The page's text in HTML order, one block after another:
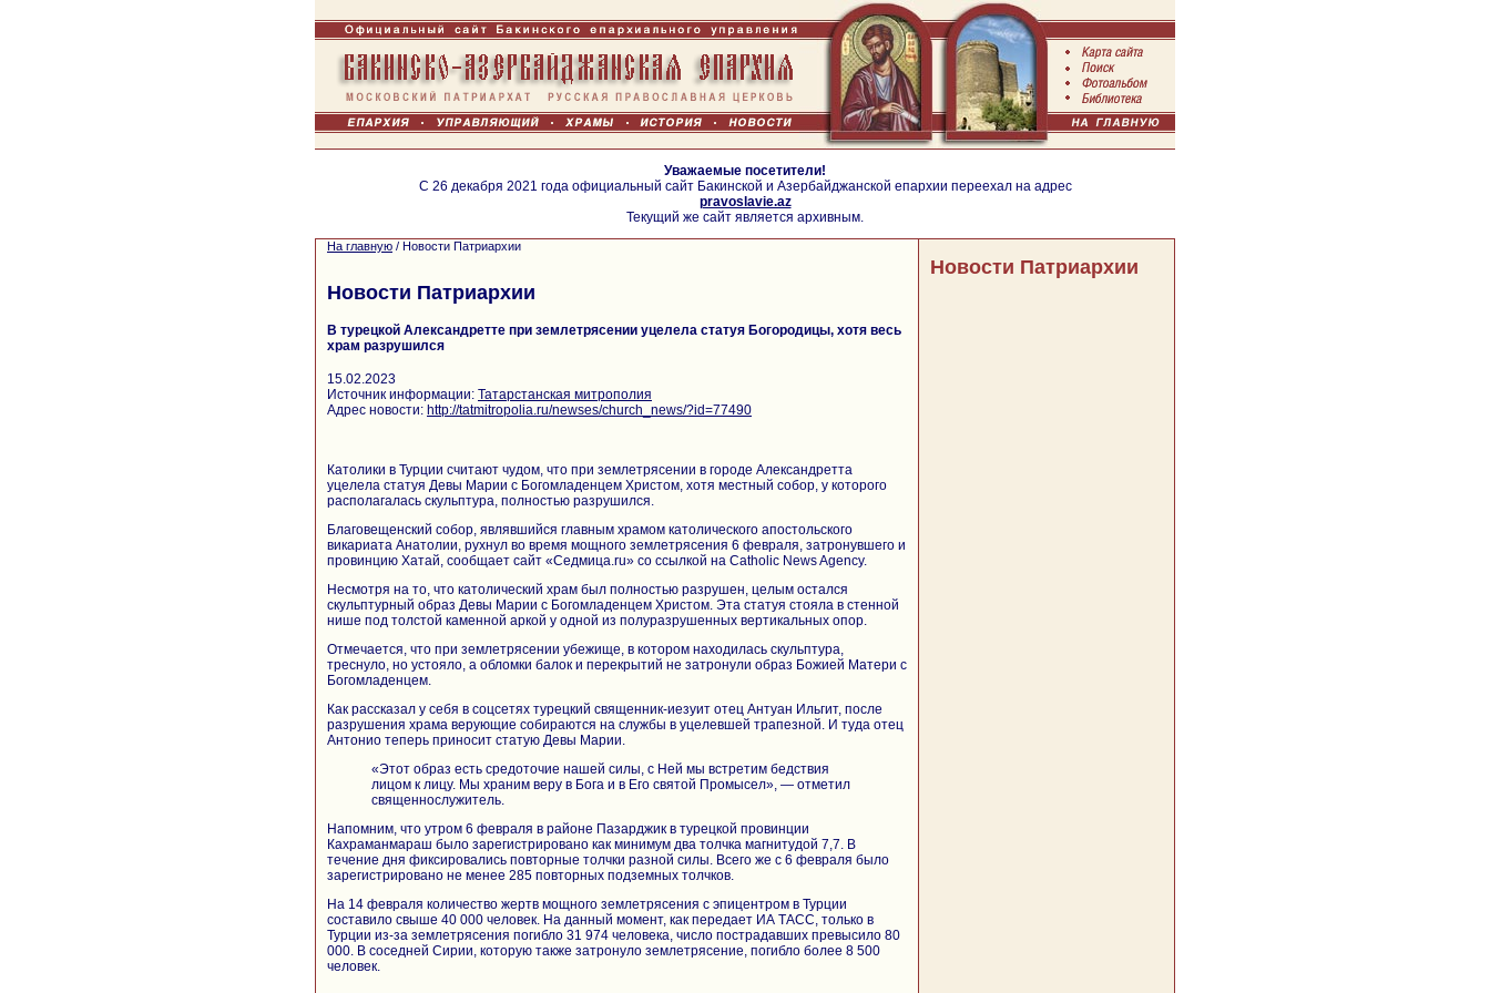
Уважаемые посетители!
С 26 декабря 2021 года официальный сайт Бакинской и Азербайджанской епархии переехал на адрес
pravoslavie.az
Текущий же сайт является архивным.
На главную / Новости Патриархии
Новости Патриархии
В турецкой Александретте при землетрясении уцелела статуя Богородицы, хотя весь
храм разрушился
15.02.2023
Источник информации: Татарстанская митрополия
Адрес новости: http://tatmitropolia.ru/newses/church_news/?id=77490
Католики в Турции считают чудом, что при землетрясении в городе Александретта
уцелела статуя Девы Марии с Богомладенцем Христом, хотя местный собор, у которого
располагалась скульптура, полностью разрушился.
Благовещенский собор, являвшийся главным храмом католического апостольского
викариата Анатолии, рухнул во время мощного землетрясения 6 февраля, затронувшего и
провинцию Хатай, сообщает сайт «Седмица.ru» со ссылкой на Catholic News Agency.
Несмотря на то, что католический храм был полностью разрушен, целым остался
скульптурный образ Девы Марии с Богомладенцем Христом. Эта статуя стояла в стенной
нише под толстой каменной аркой у одной из полуразрушенных вертикальных опор.
Отмечается, что при землетрясении убежище, в котором находилась скульптура,
треснуло, но устояло, а обломки балок и перекрытий не затронули образ Божией Матери с
Богомладенцем.
Как рассказал у себя в соцсетях турецкий священник-иезуит отец Антуан Ильгит, после
разрушения храма верующие собираются на службы в уцелевшей трапезной. И туда отец
Антонио теперь приносит статую Девы Марии.
«Этот образ есть средоточие нашей силы, с Ней мы встретим бедствия
лицом к лицу. Мы храним веру в Бога и в Его святой Промысел», — отметил
священнослужитель.
Напомним, что утром 6 февраля в районе Пазарджик в турецкой провинции
Кахраманмараш было зарегистрировано как минимум два толчка магнитудой 7,7. В
течение дня фиксировались повторные толчки разной силы. Всего же с 6 февраля было
зарегистрировано не менее 285 повторных подземных толчков.
На 14 февраля количество жертв мощного землетрясения с эпицентром в Турции
составило свыше 40 000 человек. На данный момент, как передает ИА ТАСС, только в
Турции из-за землетрясения погибло 31 974 человека, число пострадавших превысило 80
000. В соседней Сирии, которую также затронуло землетрясение, погибло более 8 500
человек.
Новости Патриархии